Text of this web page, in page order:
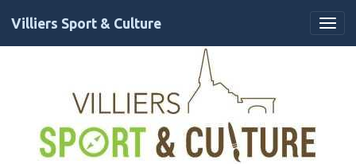
Villiers Sport & Culture